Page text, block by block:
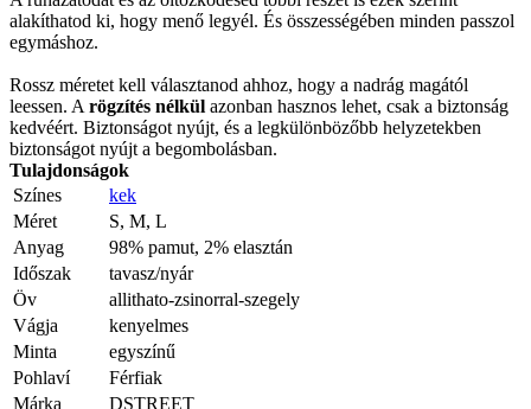
alakíthatod ki, hogy menő legyél. És összességében minden passzol
egymáshoz.
Rossz méretet kell választanod ahhoz, hogy a nadrág magától
leessen. A rögzítés nélkül azonban hasznos lehet, csak a biztonság
kedvéért. Biztonságot nyújt, és a legkülönbözőbb helyzetekben
biztonságot nyújt a begombolásban.
Tulajdonságok
Színes
kek
Méret
S, M, L
Anyag
98% pamut, 2% elasztán
Időszak
tavasz/nyár
Öv
allithato-zsinorral-szegely
Vágja
kenyelmes
Minta
egyszínű
Pohlaví
Férfiak
Márka
DSTREET